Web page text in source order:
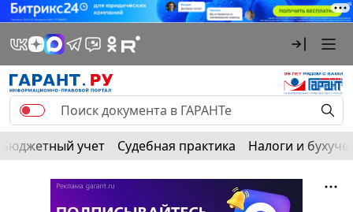
Бюджетный учет Судебная практика Налоги и